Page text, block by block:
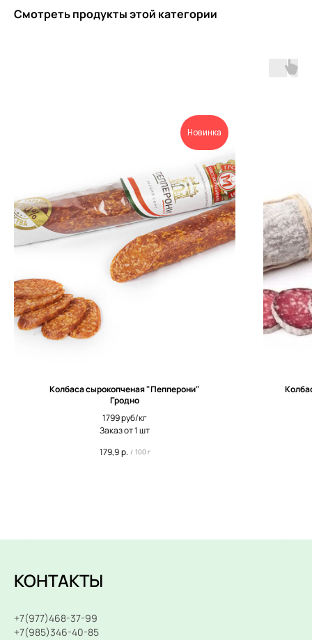
Смотреть продукты этой категории
Новинка
Колбаса сырокопченая "Пепперони"
Гродно
1799 руб/кг
Заказ от 1 шт
179,9р. / 100 г
КОНТАКТЫ
+7(977)468-37-99
+7(985)346-40-85